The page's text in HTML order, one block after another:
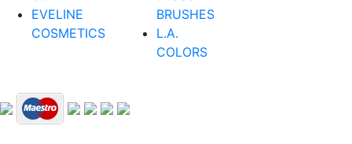
EVELINE
COSMETICS
BRUSHES
L.A.
COLORS